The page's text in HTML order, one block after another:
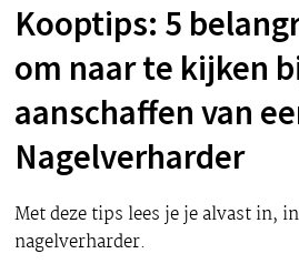
Kooptips: 5
om naar te kijken
aanschaffen van
Nagelverharder
Met deze tips lees je je alvast in,
nagelverharder.